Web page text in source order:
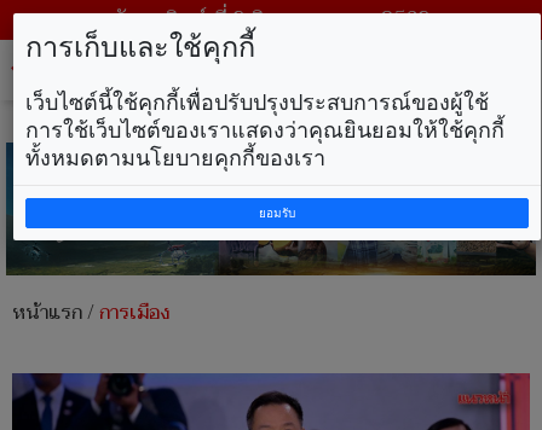
วันอาทิตย์ ที่ 9 สิงหาคม พ.ศ. 2569
หน้าแรก/การเมือง
การเก็บและใช้คุกกี้
เว็บไซต์นี้ใช้คุกกี้เพื่อปรับปรุงประสบการณ์ของผู้ใช้
การใช้เว็บไซต์ของเราแสดงว่าคุณยินยอมให้ใช้คุกกี้
ทั้งหมดตามนโยบายคุกกี้ของเรา
ยอมรับ